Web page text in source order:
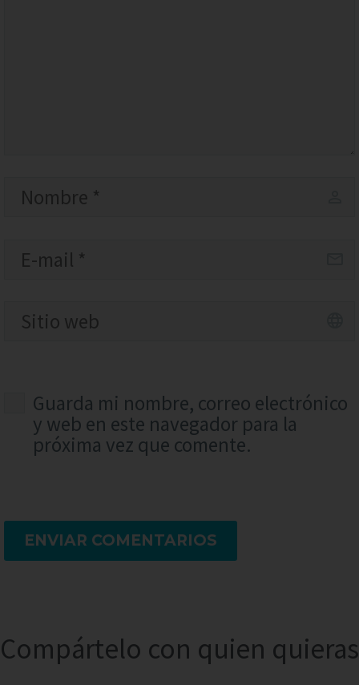
Guarda mi nombre, correo electrónico
y web en este navegador para la
próxima vez que comente.
ENVIAR COMENTARIOS
Compártelo con quien quieras